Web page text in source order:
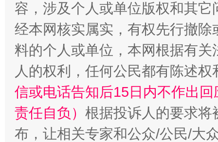
容，涉及个人或单位版权和其它
经本网核实属实，有权先行撤
料的个人或单位，本网根据有
人的权利，任何公民都有陈述
信或电话告知后15日内不作出
责任自负） 根据投诉人的要求将
布，让相关专家和公众/公民/大